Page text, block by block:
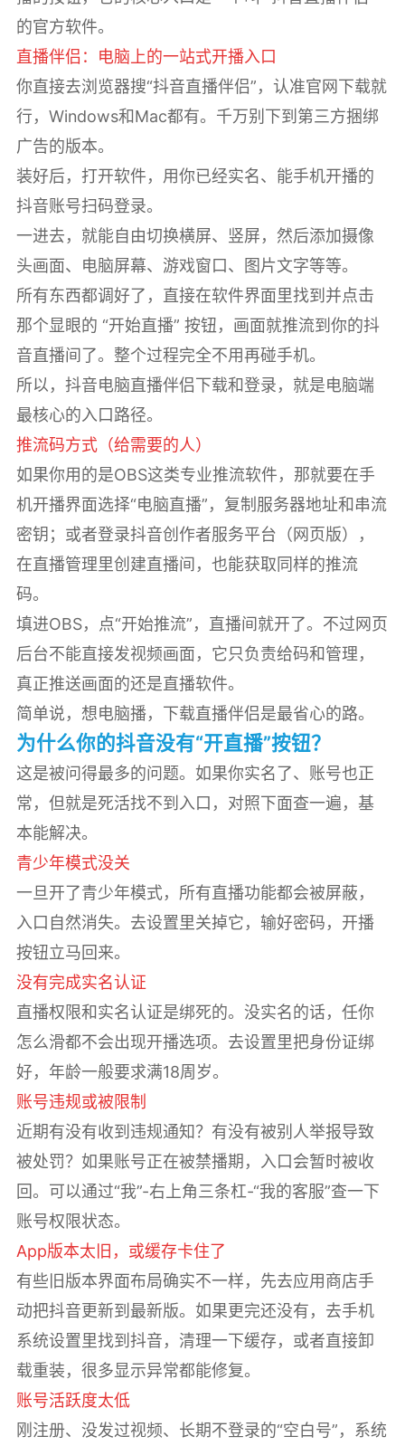
的官方软件。
直播伴侣：电脑上的一站式开播入口
你直接去浏览器搜“抖音直播伴侣”，认准官网下载就
行，Windows和Mac都有。千万别下到第三方捆绑
广告的版本。
装好后，打开软件，用你已经实名、能手机开播的
抖音账号扫码登录。
一进去，就能自由切换横屏、竖屏，然后添加摄像
头画面、电脑屏幕、游戏窗口、图片文字等等。
所有东西都调好了，直接在软件界面里找到并点击
那个显眼的 “开始直播” 按钮，画面就推流到你的抖
音直播间了。整个过程完全不用再碰手机。
所以，抖音电脑直播伴侣下载和登录，就是电脑端
最核心的入口路径。
推流码方式（给需要的人）
如果你用的是OBS这类专业推流软件，那就要在手
机开播界面选择“电脑直播”，复制服务器地址和串流
密钥；或者登录抖音创作者服务平台（网页版），
在直播管理里创建直播间，也能获取同样的推流
码。
填进OBS，点“开始推流”，直播间就开了。不过网页
后台不能直接发视频画面，它只负责给码和管理，
真正推送画面的还是直播软件。
简单说，想电脑播，下载直播伴侣是最省心的路。
为什么你的抖音没有“开直播”按钮？
这是被问得最多的问题。如果你实名了、账号也正
常，但就是死活找不到入口，对照下面查一遍，基
本能解决。
青少年模式没关
一旦开了青少年模式，所有直播功能都会被屏蔽，
入口自然消失。去设置里关掉它，输好密码，开播
按钮立马回来。
没有完成实名认证
直播权限和实名认证是绑死的。没实名的话，任你
怎么滑都不会出现开播选项。去设置里把身份证绑
好，年龄一般要求满18周岁。
账号违规或被限制
近期有没有收到违规通知？有没有被别人举报导致
被处罚？如果账号正在被禁播期，入口会暂时被收
回。可以通过“我”-右上角三条杠-“我的客服”查一下
账号权限状态。
App版本太旧，或缓存卡住了
有些旧版本界面布局确实不一样，先去应用商店手
动把抖音更新到最新版。如果更完还没有，去手机
系统设置里找到抖音，清理一下缓存，或者直接卸
载重装，很多显示异常都能修复。
账号活跃度太低
刚注册、没发过视频、长期不登录的“空白号”，系统